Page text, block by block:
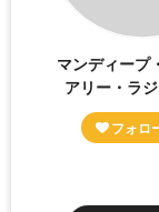
マンディープ
アリー・ラ